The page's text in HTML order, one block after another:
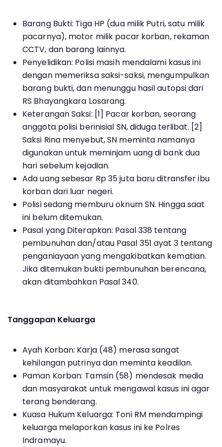
Barang Bukti: Tiga HP (dua milik Putri, satu milik
pacarnya), motor milik pacar korban, rekaman
CCTV, dan barang lainnya.
Penyelidikan: Polisi masih mendalami kasus ini
dengan memeriksa saksi-saksi, mengumpulkan
barang bukti, dan menunggu hasil autopsi dari
RS Bhayangkara Losarang.
Keterangan Saksi: [1] Pacar korban, seorang
anggota polisi berinisial SN, diduga terlibat. [2]
Saksi Rina menyebut, SN meminta namanya
digunakan untuk meminjam uang di bank dua
hari sebelum kejadian.
Ada uang sebesar Rp 35 juta baru ditransfer ibu
korban dari luar negeri.
Polisi sedang memburu oknum SN. Hingga saat
ini belum ditemukan.
Pasal yang Diterapkan: Pasal 338 tentang
pembunuhan dan/atau Pasal 351 ayat 3 tentang
penganiayaan yang mengakibatkan kematian.
Jika ditemukan bukti pembunuhan berencana,
akan ditambahkan Pasal 340.
Tanggapan Keluarga
Ayah Korban: Karja (48) merasa sangat
kehilangan putrinya dan meminta keadilan.
Paman Korban: Tamsin (58) mendesak media
dan masyarakat untuk mengawal kasus ini agar
terang benderang.
Kuasa Hukum Keluarga: Toni RM mendampingi
keluarga melaporkan kasus ini ke Polres
Indramayu.